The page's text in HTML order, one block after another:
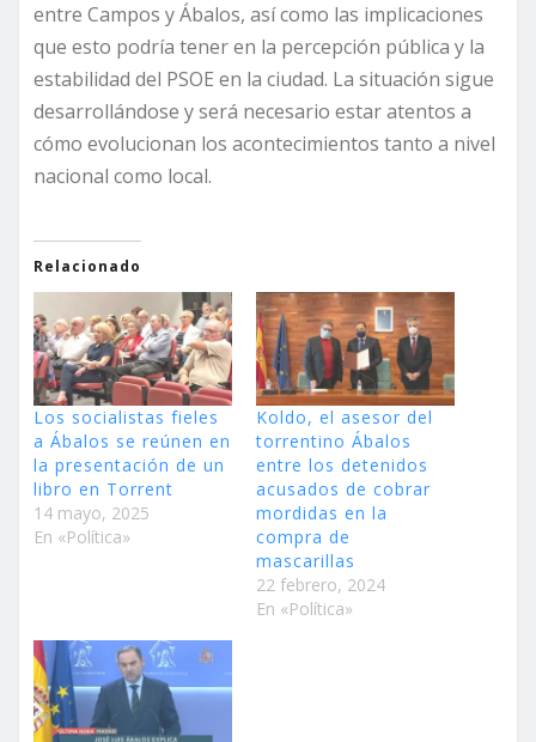
entre Campos y Ábalos, así como las implicaciones
que esto podría tener en la percepción pública y la
estabilidad del PSOE en la ciudad. La situación sigue
desarrollándose y será necesario estar atentos a
cómo evolucionan los acontecimientos tanto a nivel
nacional como local.
Relacionado
Los socialistas fieles
a Ábalos se reúnen en
la presentación de un
libro en Torrent
14 mayo, 2025
En «Política»
Koldo, el asesor del
torrentino Ábalos
entre los detenidos
acusados de cobrar
mordidas en la
compra de
mascarillas
22 febrero, 2024
En «Política»